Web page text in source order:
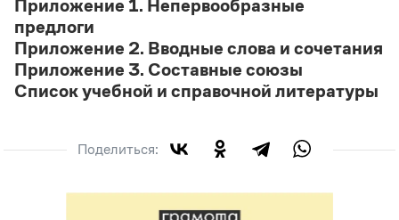
Приложение 1. Непервообразные
предлоги
Приложение 2. Вводные слова и сочетания
Приложение 3. Составные союзы
Список учебной и справочной литературы
Поделиться: